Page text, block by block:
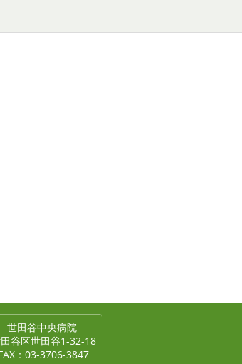
世田谷中央病院
谷区世田谷1-32-18
：03-3706-3847